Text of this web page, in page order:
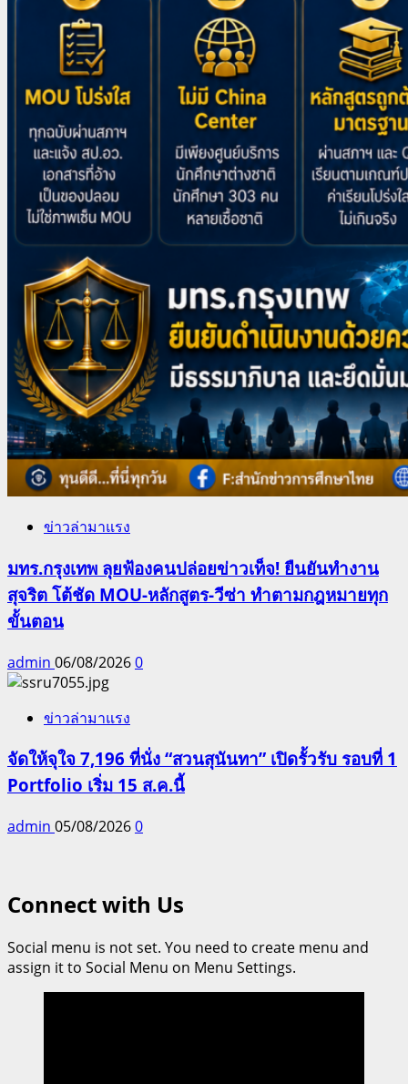
ข่าวล่ามาแรง
มทร.กรุงเทพ ลุยฟ้องคนปล่อยข่าวเท็จ! ยืนยันทำงาน
สุจริต โต้ชัด MOU-หลักสูตร-วีซ่า ทำตามกฎหมายทุก
ขั้นตอน
admin 06/08/20260
ข่าวล่ามาแรง
จัดให้จุใจ 7,196 ที่นั่ง “สวนสุนันทา” เปิดรั้วรับ รอบที่ 1
Portfolio เริ่ม 15 ส.ค.นี้
admin 05/08/20260
Connect with Us
Social menu is not set. You need to create menu and
assign it to Social Menu on Menu Settings.